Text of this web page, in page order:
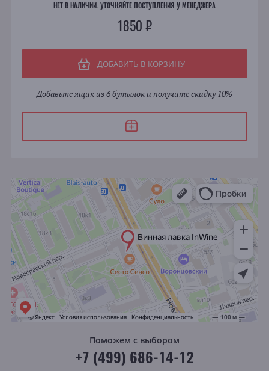
НЕТ В НАЛИЧИИ. УТОЧНЯЙТЕ ПОСТУПЛЕНИЯ У МЕНЕДЖЕРА
1850 ₽
ДОБАВИТЬ В КОРЗИНУ
Добавьте ящик из 6 бутылок и получите скидку 10%
Поможем с выбором
+7 (499) 686-14-12